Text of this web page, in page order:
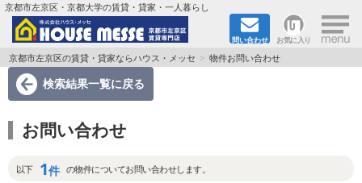
京都市左京区・京都大学の賃貸・貸家・一人暮らし
問い合わせ お気に入り ×
TOPページ
地図から検索
地域から検索
京都大学＆京都芸術大学生さんに
京都市左京区の賃貸・貸家ならハウス・メッセ 物件お問い合わせ
検索結果一覧に戻る
お問い合わせ
以下 1件 の物件についてお問い合わせします。